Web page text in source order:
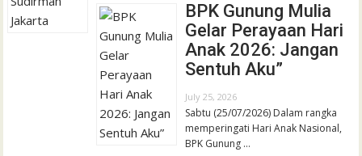
BPK Gunung Mulia
Gelar Perayaan Hari
Anak 2026: Jangan
Sentuh Aku”
July 25, 2026
Sabtu (25/07/2026) Dalam rangka
memperingati Hari Anak Nasional,
BPK Gunung …